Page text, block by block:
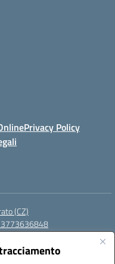
Privacy Policy
(CZ)
3773636848